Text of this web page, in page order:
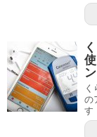
の
す